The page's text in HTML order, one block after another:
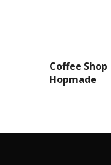
Coffee Shop
Hopmade